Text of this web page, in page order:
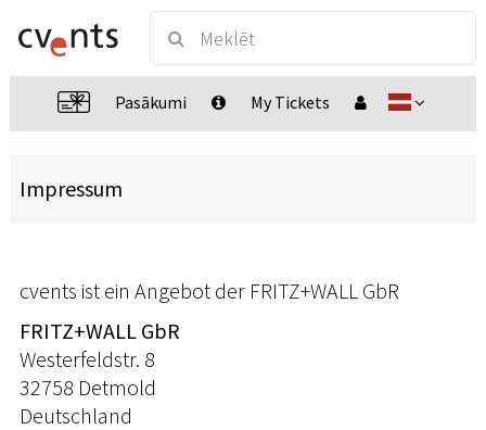
Pasākumi My Tickets
Impressum
cvents ist ein Angebot der FRITZ+WALL GbR
FRITZ+WALL GbR
Westerfeldstr. 8
32758 Detmold
Deutschland